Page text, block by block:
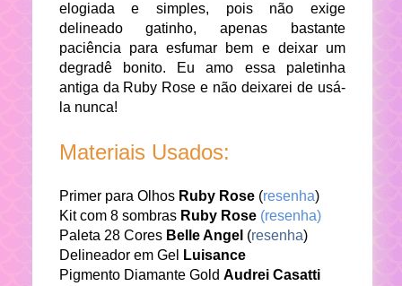
elogiada e simples, pois não exige
delineado gatinho, apenas bastante
paciência para esfumar bem e deixar um
degradê bonito. Eu amo essa paletinha
antiga da Ruby Rose e não deixarei de usá-
la nunca!
Materiais Usados:
Primer para Olhos Ruby Rose (resenha)
Kit com 8 sombras Ruby Rose (resenha)
Paleta 28 Cores Belle Angel (resenha)
Delineador em Gel
Luisance
Pigmento Diamante Gold Audrei Casatti